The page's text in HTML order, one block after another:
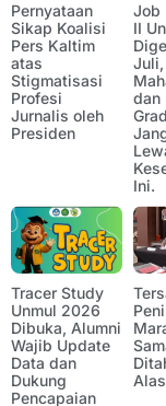
Pernyataan
Sikap Koalisi
Pers Kaltim
atas
Stigmatisasi
Profesi
Jurnalis oleh
Presiden
Job
II
Juli,
dan
Ini.
Tracer Study
Unmul 2026
Dibuka, Alumni
Wajib Update
Data dan
Dukung
Pencapaian